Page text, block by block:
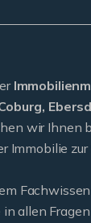
wir Ihnen
Immobilie zur
allen